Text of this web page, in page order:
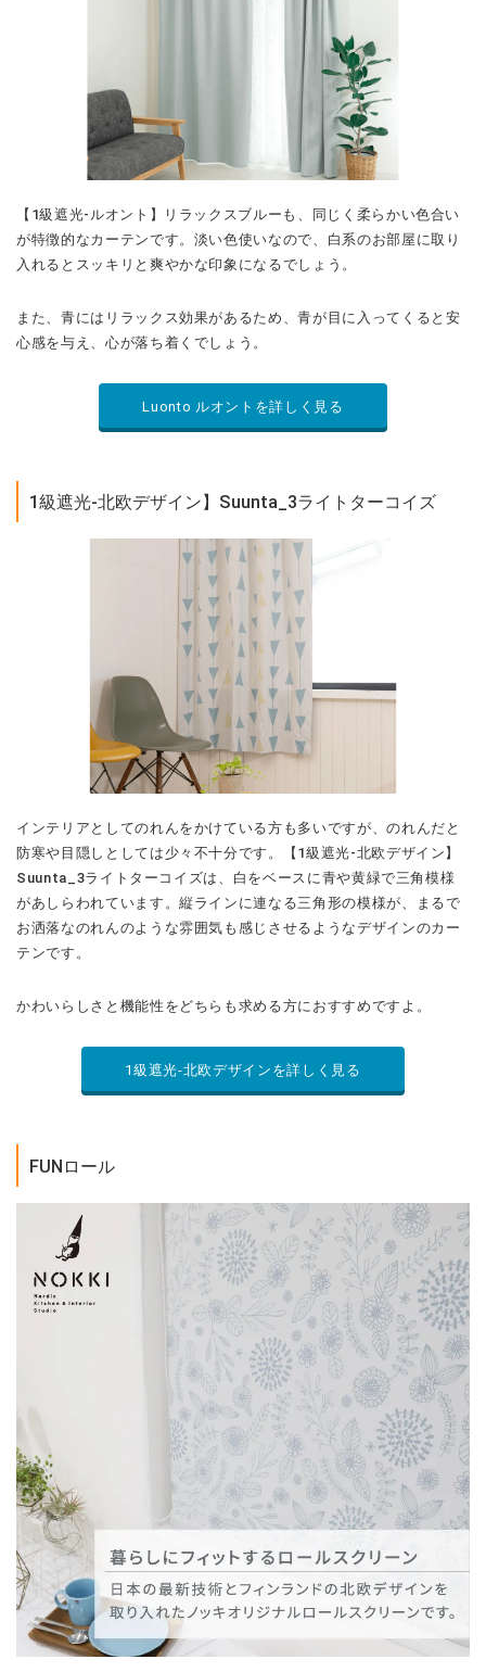
【1級遮光-ルオント】リラックスブルーも、同じく柔らかい色合い
が特徴的なカーテンです。淡い色使いなので、白系のお部屋に取り
入れるとスッキリと爽やかな印象になるでしょう。
また、青にはリラックス効果があるため、青が目に入ってくると安
心感を与え、心が落ち着くでしょう。
Luonto ルオントを詳しく見る
1級遮光-北欧デザイン】Suunta_3ライトターコイズ
インテリアとしてのれんをかけている方も多いですが、のれんだと
防寒や目隠しとしては少々不十分です。【1級遮光-北欧デザイン】
Suunta_3ライトターコイズは、白をベースに青や黄緑で三角模様
があしらわれています。縦ラインに連なる三角形の模様が、まるで
お洒落なのれんのような雰囲気も感じさせるようなデザインのカー
テンです。
かわいらしさと機能性をどちらも求める方におすすめですよ。
1級遮光-北欧デザインを詳しく見る
FUNロール